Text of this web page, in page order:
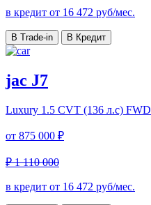
в кредит от 16 472 руб/мес.
В Trade-in В Кредит
jac J7
Luxury 1.5 CVT (136 л.с) FWD
от 875 000 ₽
₽ 1 110 000
в кредит от 16 472 руб/мес.